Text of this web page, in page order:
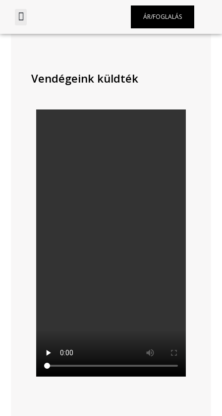
ÁR/FOGLALÁS
Vendégeink küldték